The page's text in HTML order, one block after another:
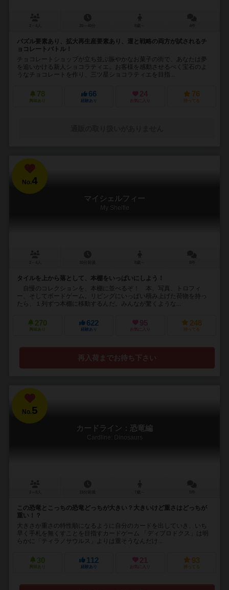
パズル要素あり、拡大再生産要素あり、運と戦略の両方が試されるチ
ョコレートバトル！
チョコレートショップが立ち並ぶ賑やかなお菓子の街で、あなたは夢
を追いかける新人ショコラティエ。お客様を感動させるべく宝石のよ
うなチョコレートを作り、三ツ星ショコラティエを目指...
78
興味あり
66
経験あり
24
お気に入り
76
持ってる
No.4
マイシェルフィー
My Shelfie
タイルを上から落として、本棚をいっぱいにしよう！
自慢のコレクションを、本棚に並べるぞ！ 本、写真、トロフィ
ー、そしてボードゲーム。リビングにいっぱい積み上げた荷物を持っ
たら、１列ずつ本棚に移動するんだ。みんなが驚くような...
270
興味あり
622
経験あり
95
お気に入り
248
持ってる
再入荷までお待ち下さい
No.5
カードライン：恐竜編
Cardline: Dinosaurs
この恐竜とこっちの恐竜どっちが大きい？大きいけど重さはどっちが
重い！？
大きさか重さの特性順になるように自分のカードを出していき、いち
早く手札を無くすことを目指すカードゲーム 「ディプロドクス」は明
らかに「ティラノサウルス」よりは重そうなんだけ...
30
興味あり
112
経験あり
21
お気に入り
93
持ってる